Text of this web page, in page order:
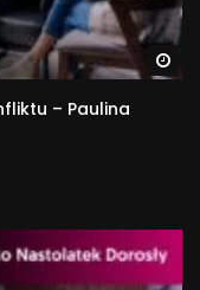
– Paulina